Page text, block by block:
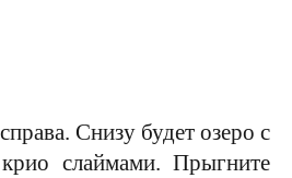
Снизу будет озеро с
слаймами. Прыгните